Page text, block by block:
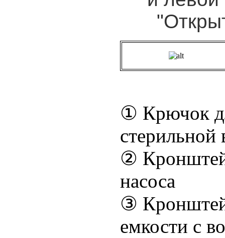
① Крючок
стерильной
②
насоса
③
емкости с